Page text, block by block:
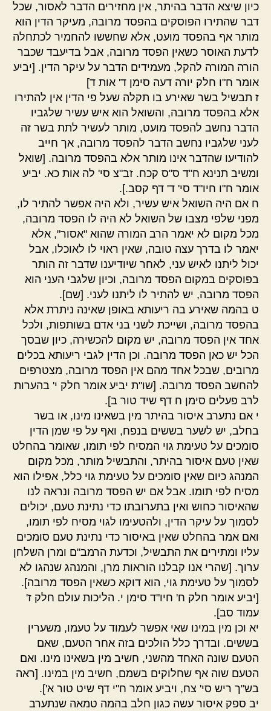
כיון שיצא הדבר בהיתר, אין מחזירים הדבר לאסור, שכל
דבר שהתירו הפוסקים בהפסד מרובה, מעיקר הדין הוא
מותר אף בהפסד מועט, אלא שחששו להחמיר לכתחלה
לדעת האוסר כשאין הפסד מרובה, אבל בדיעבד שכבר
הורה המורה להקל, מעמידים הדבר על עיקר הדין. [יביע
אומר ח"ו חלק יורה דעה סימן ד' אות ד]
ז תבשיל בשר שאירע בו תקלה שעל פי הדין אין להתירו
אלא בהפסד מרובה, והשואל הוא איש עשיר שלגביו
הדבר נחשב להפסד מועט, מותר לעשיר לתת בשר זה
לעני שלגביו נחשב הדבר להפסד מרובה, אך חייב
להודיעו שהדבר אינו מותר אלא בהפסד מרובה. [שואל
ומשיב תנינא ח"ד ס"ס קכח. זב"צ סי' לה אות כא. יביע
אומר ח"ו חיו"ד סי' ד' דף קסב.].
ח אם היה השואל איש עשיר, ולא היה אפשר להתיר לו,
מפני שלפי מצבו של השואל לא היה לו הפסד מרובה,
מכל מקום לא יאמר הרב המורה שהוא "אסור", אלא
יאמר לו בדרך עצה טובה, שאין ראוי לו לאוכלו, אבל
יכול ליתנו לאיש עני, לאחר שיודיענו שדבר זה הותר
בפוסקים במקום הפסד מרובה, וכיון שלגבי העני הוא
הפסד מרובה, יש להתיר לו ליתנו לעני. [שם].
ט בהמה שאירע בה ריעותא באופן שאינה ניתרת אלא
בהפסד מרובה, ושייכת לשני בני אדם בשותפות, ולכל
אחד אין הפסד מרובה, יש מקום להכשירה, כיון שבסך
הכל יש כאן הפסד מרובה. וכן הדין לגבי ריעותא בכלים
מרובים, שבכל אחד מהם אין הפסד מרובה, מצטרפים
להחשב הפסד מרובה. [שו"ת יביע אומר חלק י' בהערות
לרב פעלים סימן ח דף שיד טור ב].
י אם נתערב איסור בהיתר מין בשאינו מינו, או בשר
בחלב, יש לשער בששים בנפח, ואף על פי שמן הדין
סומכים על טעימת גוי המסיח לפי תומו, שאומר בהחלט
שאין טעם איסור בהיתר, והתבשיל מותר, מכל מקום
המנהג כיום שאין סומכים על טעימת גוי כלל, אפילו הוא
מסיח לפי תומו. אבל אם יש הפסד מרובה ונראה לנו
שהאיסור כחוש ואין בתערובתו כדי נתינת טעם, יכולים
לסמוך על עיקר הדין, ולהטעימו לגוי מסיח לפי תומו,
ואם אמר בהחלט שאין באיסור כדי נתינת טעם סומכים
עליו ומתירים את התבשיל, וכדעת הרמב"ם ומרן השלחן
ערוך. [שהרי אנו קבלנו הוראות מרן, והמנהג שנהגו לא
לסמוך על טעימת גוי, הוא דוקא כשאין הפסד מרובה].
[יביע אומר חלק ח' חיו"ד סימן י. הליכות עולם חלק ז'
עמוד סב].
יא וכן מין במינו שאי אפשר לעמוד על טעמו, משערין
בששים. ובדרך כלל הולכים בזה אחר הטעם, שאם
הטעם שונה האחד מהשני, חשיב מין בשאינו מינו. ואם
הטעם שוה אף שחלוקים בשמם, חשיב מין במינו. [ראה
בש"ך ריש סי' צח, ויביע אומר ח"י דף שיט טור א'].
יב ספק איסור עשה כגון חלב בהמה טמאה שנתערב